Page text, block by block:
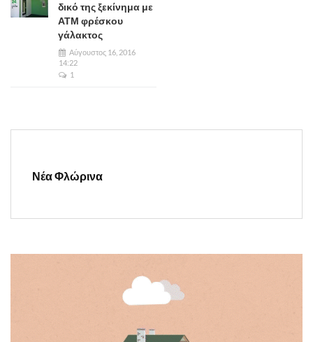
δικό της ξεκίνημα με
ΑΤΜ φρέσκου
γάλακτος
Αύγουστος 16, 2016
14:22
1
Νέα Φλώρινα